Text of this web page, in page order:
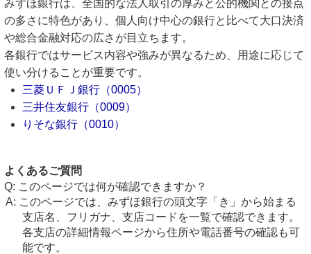
みずほ銀行は、全国的な法人取引の厚みと公的機関との接点
の多さに特色があり、個人向け中心の銀行と比べて大口決済
や総合金融対応の広さが目立ちます。
各銀行ではサービス内容や強みが異なるため、用途に応じて
使い分けることが重要です。
三菱ＵＦＪ銀行（0005）
三井住友銀行（0009）
りそな銀行（0010）
よくあるご質問
このページでは何が確認できますか？
このページでは、みずほ銀行の頭文字「き」から始まる
支店名、フリガナ、支店コードを一覧で確認できます。
各支店の詳細情報ページから住所や電話番号の確認も可
能です。